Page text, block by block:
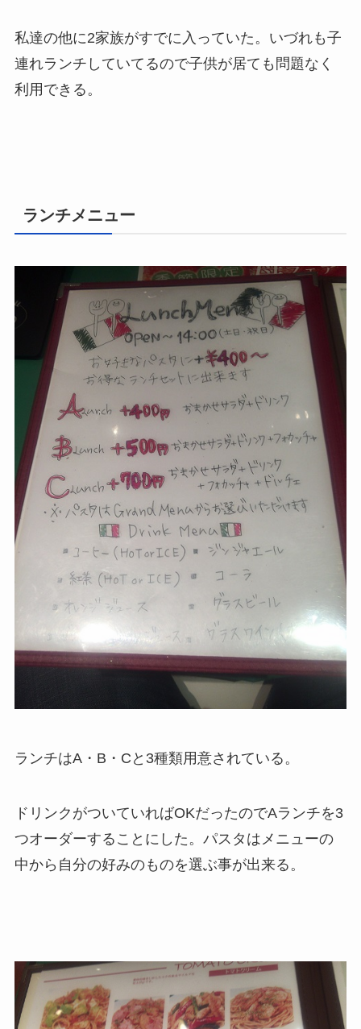
私達の他に2家族がすでに入っていた。いづれも子
連れランチしていてるので子供が居ても問題なく
利用できる。
ランチメニュー
ランチはA・B・Cと3種類用意されている。
ドリンクがついていればOKだったのでAランチを3
つオーダーすることにした。パスタはメニューの
中から自分の好みのものを選ぶ事が出来る。